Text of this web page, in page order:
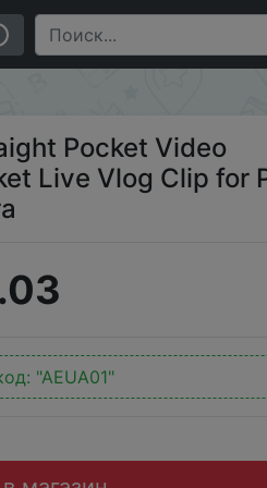
for Phone iPhone iPad
Pocket Video
Live Vlog Clip for
"AEUA01"